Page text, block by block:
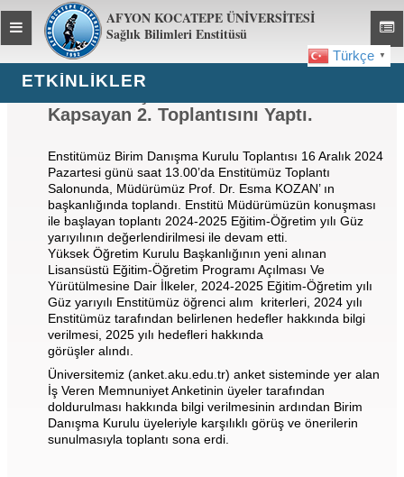
AFYON KOCATEPE ÜNİVERSİTESİ
Sağlık Bilimleri Enstitüsü
Toggle
global
navigation
Türkçe ▼
ETKİNLİKLER
Kapsayan 2. Toplantısını Yaptı.
Enstitümüz Birim Danışma Kurulu Toplantısı 16 Aralık 2024
Pazartesi günü saat 13.00’da Enstitümüz Toplantı
Salonunda, Müdürümüz Prof. Dr. Esma KOZAN’ ın
başkanlığında toplandı. Enstitü Müdürümüzün konuşması
ile başlayan toplantı 2024-2025 Eğitim-Öğretim yılı Güz
yarıyılının değerlendirilmesi ile devam etti.
Yüksek Öğretim Kurulu Başkanlığının yeni alınan
Lisansüstü Eğitim-Öğretim Programı Açılması Ve
Yürütülmesine Dair İlkeler, 2024-2025 Eğitim-Öğretim yılı
Güz yarıyılı Enstitümüz öğrenci alım kriterleri, 2024 yılı
Enstitümüz tarafından belirlenen hedefler hakkında bilgi
verilmesi, 2025 yılı hedefleri hakkında
görüşler alındı.
Üniversitemiz (anket.aku.edu.tr) anket sisteminde yer alan
İş Veren Memnuniyet Anketinin üyeler tarafından
doldurulması hakkında bilgi verilmesinin ardından Birim
Danışma Kurulu üyeleriyle karşılıklı görüş ve önerilerin
sunulmasıyla toplantı sona erdi.